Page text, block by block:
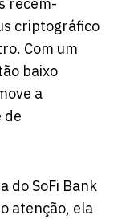
criptográfico
Com um
baixo
a
de
do SoFi Bank
atenção, ela